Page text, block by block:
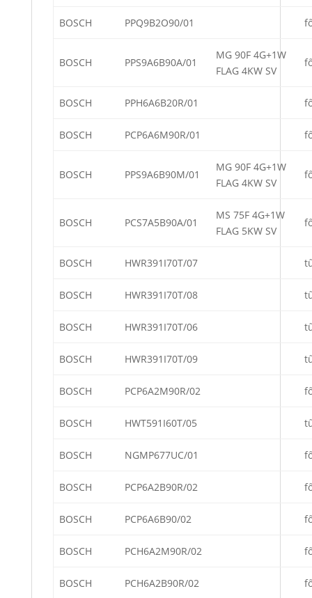
BOSCH PPQ9B2O90/01
BOSCH PPS9A6B90A/01
MG 90F 4G+1W
FLAG 4KW SV
BOSCH PPH6A6B20R/01
BOSCH PCP6A6M90R/01
BOSCH PPS9A6B90M/01
MG 90F 4G+1W
FLAG 4KW SV
BOSCH PCS7A5B90A/01
MS 75F 4G+1W
FLAG 5KW SV
BOSCH HWR391I70T/07
BOSCH HWR391I70T/08
BOSCH HWR391I70T/06
BOSCH HWR391I70T/09
BOSCH PCP6A2M90R/02
BOSCH HWT591I60T/05
BOSCH NGMP677UC/01
BOSCH PCP6A2B90R/02
BOSCH PCP6A6B90/02
BOSCH PCH6A2M90R/02
BOSCH PCH6A2B90R/02